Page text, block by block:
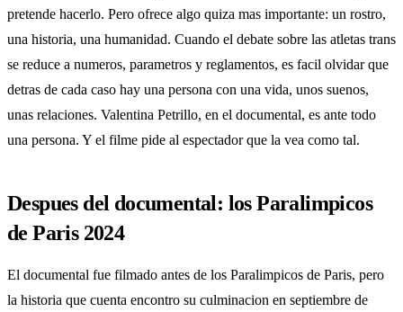
pretende hacerlo. Pero ofrece algo quiza mas importante: un rostro,
una historia, una humanidad. Cuando el debate sobre las atletas trans
se reduce a numeros, parametros y reglamentos, es facil olvidar que
detras de cada caso hay una persona con una vida, unos suenos,
unas relaciones. Valentina Petrillo, en el documental, es ante todo
una persona. Y el filme pide al espectador que la vea como tal.
Despues del documental: los Paralimpicos
de Paris 2024
El documental fue filmado antes de los Paralimpicos de Paris, pero
la historia que cuenta encontro su culminacion en septiembre de